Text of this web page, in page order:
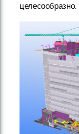
целесообразно.